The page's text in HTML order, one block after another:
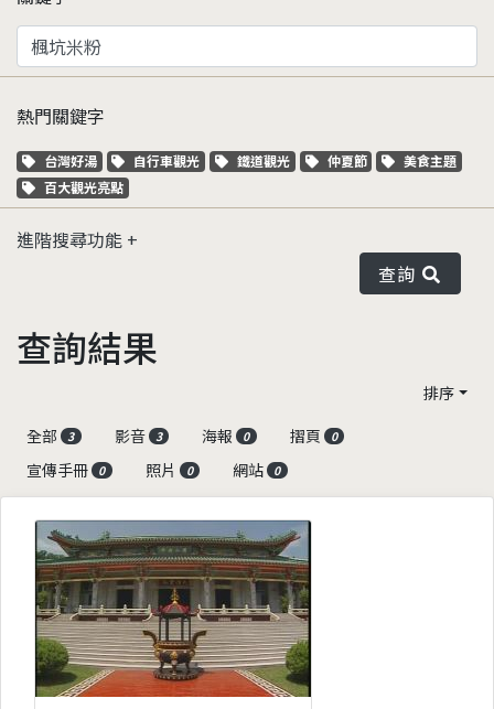
熱門關鍵字
關鍵字標籤
台灣好湯 關鍵字標籤
自行車觀光 關鍵字標籤
鐵道觀光 關鍵字標籤
仲夏節 關鍵字標籤
美食主題
關鍵字標籤
百大觀光亮點
進階搜尋功能
查詢
查詢結果
排序
全部
3 影音 3 海報 0 摺頁 0
宣傳手冊 0 照片 0 網站 0